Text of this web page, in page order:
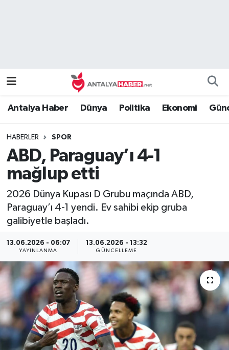
Antalya Haber Dünya Politika Ekonomi
HABERLER SPOR
ABD, Paraguay’ı 4-1
mağlup etti
2026 Dünya Kupası D Grubu maçında ABD,
Paraguay’ı 4-1 yendi. Ev sahibi ekip gruba
galibiyetle başladı.
13.06.2026 - 06:07
YAYINLANMA
13.06.2026 - 13:32
GÜNCELLEME
Genel
Güncel
Güvenlik
Kültür Sanat
Magazin
Medya
Politika
Namaz Vakitleri
Tüm Manşetler
Son Dakika Haberleri
Haber Arşivi